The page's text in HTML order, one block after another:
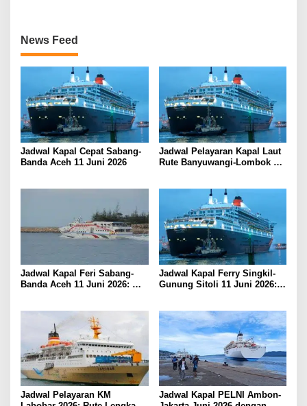
News Feed
Jadwal Kapal Cepat Sabang-
Banda Aceh 11 Juni 2026
Jadwal Pelayaran Kapal Laut
Rute Banyuwangi-Lombok
Jadwal Kapal Feri Sabang-
Banda Aceh 11 Juni 2026:
Jadwal Kapal Ferry Singkil-
Gunung Sitoli 11 Juni 2026:
Jadwal Pelayaran KM
Jadwal Kapal PELNI Ambon-